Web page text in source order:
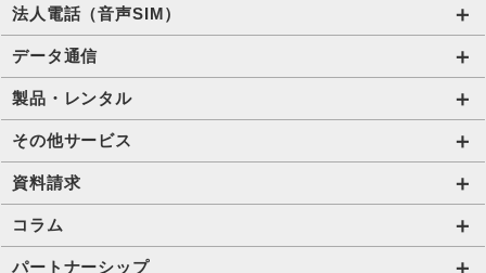
法人電話（音声SIM）
音声通話プラン for Biz
ご利用開始の流れ(法人)
ご利用開始の流れ(個人事業主・その他団体)​
データ通信
データ専用SIM
IoT向けSIM
アグリSIM
Wi-Fiレンタル​ HIS Wi-Fi PLUS+ for Biz​
製品・レンタル
端末販売
端末買取
レンタル
その他サービス
ハザードトーク
アルキラー
Bizfone（クラウドPBX）
資料請求
お役立ち資料一覧
IoT資料一覧
コラム
法人コラム
パートナーシップ